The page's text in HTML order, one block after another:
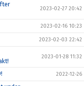
2023-02-27 20:42
2023-02-16 10:23
2023-02-03 22:42
2023-01-28 11:32
2022-12-26